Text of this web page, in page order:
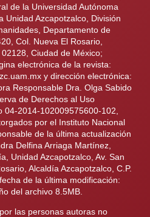
de la Universidad Autónoma
Unidad Azcapotzalco, División
Departamento de
Col. Nueva El Rosario,
Ciudad de México;
electrónica de la revista:
y dirección electrónica:
Responsable Dra. Olga Sabido
de Derechos al Uso
04-2014-102009575600-102,
por el Instituto Nacional
de la última actualización
Delfina Arriaga Martínez,
Unidad Azcapotzalco, Av. San
Alcaldía Azcapotzalco, C.P.
de la última modificación:
del archivo 8.5MB.
las personas autoras no